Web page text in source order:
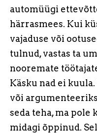
automüügi
härrasmees. Kui
vajaduse või
tulnud, vastas ta
nooremate
Käsku nad ei
või
seda teha, ma
midagi õppinud.